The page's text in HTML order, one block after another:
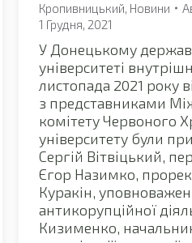
Кропивницький, Новини
1 Грудня, 2021
У Донецькому
університеті
листопада 2021 року
з представниками
комітету Червоного
університету були
Сергій Вітвіцький,
Єгор Назимко,
Куракін,
антикорупційної
Кизименко,